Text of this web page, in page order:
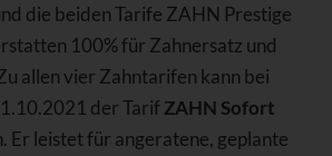
die beiden Tarife ZAHN Prestige
100% für Zahnersatz und
allen vier Zahntarifen kann bei
der Tarif ZAHN Sofort
leistet für angeratene, geplante